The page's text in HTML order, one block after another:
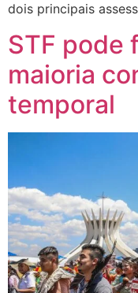
dois principais
STF pode
maioria
temporal